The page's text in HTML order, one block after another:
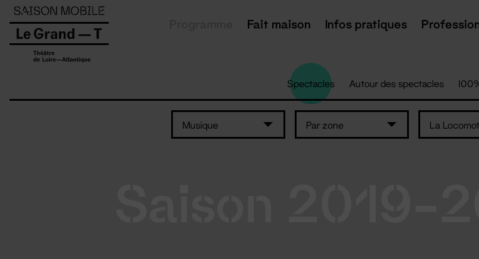
Fait maison Infos pratiques
Spectacles Autour des spectacles
Musique Par zone
Panneau de gestion des cookies